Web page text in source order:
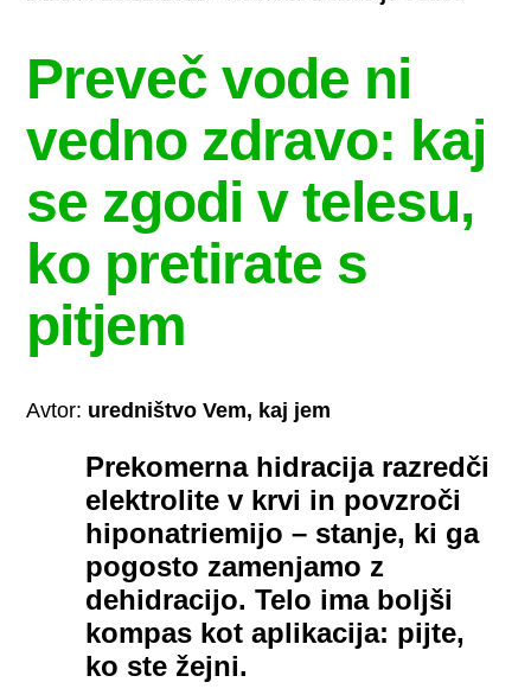
Preveč vode ni
vedno zdravo: kaj
se zgodi v telesu,
ko pretirate s
pitjem
Avtor: uredništvo Vem, kaj jem
Prekomerna hidracija razredči
elektrolite v krvi in povzroči
hiponatriemijo – stanje, ki ga
pogosto zamenjamo z
dehidracijo. Telo ima boljši
kompas kot aplikacija: pijte,
ko ste žejni.